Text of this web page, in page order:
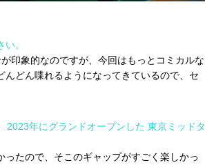
。
印象的なのですが、今回はもっとコミカルな
どん喋れるようになってきているので、セ
年にグランドオープンした 東京ミッドタ
たので、そこのギャップがすごく楽しかっ